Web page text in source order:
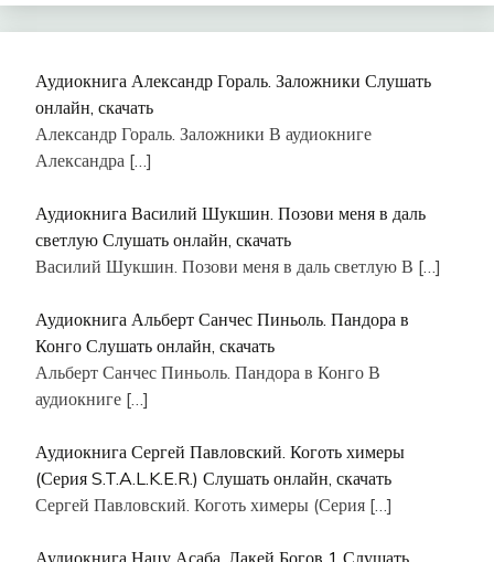
Аудиокнига Александр Гораль. Заложники Слушать
онлайн, скачать
Александр Гораль. Заложники В аудиокниге
Александра […]
Аудиокнига Василий Шукшин. Позови меня в даль
светлую Слушать онлайн, скачать
Василий Шукшин. Позови меня в даль светлую В […]
Аудиокнига Альберт Санчес Пиньоль. Пандора в
Конго Слушать онлайн, скачать
Альберт Санчес Пиньоль. Пандора в Конго В
аудиокниге […]
Аудиокнига Сергей Павловский. Коготь химеры
(Серия S.T.A.L.K.E.R.) Слушать онлайн, скачать
Сергей Павловский. Коготь химеры (Серия […]
Аудиокнига Нацу Асаба. Лакей Богов 1 Слушать